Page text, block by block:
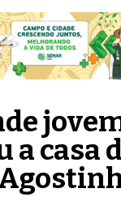
a casa